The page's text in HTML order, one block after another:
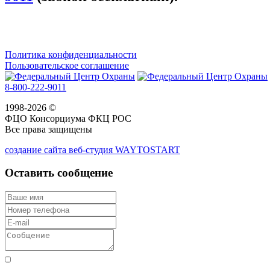
Политика конфиденциальности
Пользовательское соглашение
8-800-222-9011
1998-2026 ©
ФЦО Консорциума ФКЦ РОС
Все права защищены
создание сайта веб-студия WAYTOSTART
Оставить сообщение